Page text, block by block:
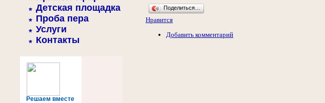
Детская площадка
Проба пера
Услуги
Контакты
Решаем вместе
Поделиться…
Нравится
Добавить комментарий